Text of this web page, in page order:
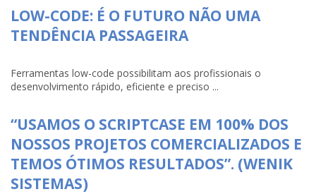
LOW-CODE: É O FUTURO NÃO UMA
TENDÊNCIA PASSAGEIRA
Ferramentas low-code possibilitam aos profissionais o
desenvolvimento rápido, eficiente e preciso ...
“USAMOS O SCRIPTCASE EM 100% DOS
NOSSOS PROJETOS COMERCIALIZADOS E
TEMOS ÓTIMOS RESULTADOS”. (WENIK
SISTEMAS)